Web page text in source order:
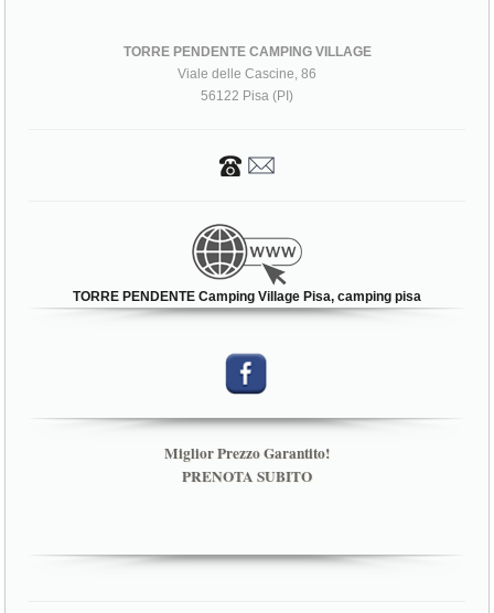
TORRE PENDENTE CAMPING VILLAGE
Viale delle Cascine, 86
56122 Pisa (PI)
TORRE PENDENTE Camping Village Pisa, camping pisa
Miglior Prezzo Garantito!
PRENOTA SUBITO